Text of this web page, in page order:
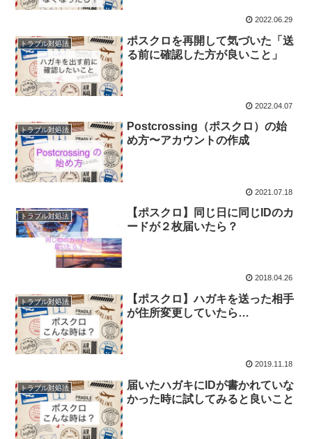
2022.06.29
トラブル対処法
ポスクロを再開して気づいた「送
る前に確認した方が良いこと」
2022.04.07
トラブル対処法
Postcrossing（ポスクロ）の始
め方〜アカウントの作成
2021.07.18
トラブル対処法
【ポスクロ】同じ日に同じIDのカ
ードが２枚届いたら？
2018.04.26
トラブル対処法
【ポスクロ】ハガキを送った相手
が住所変更していたら…
2019.11.18
トラブル対処法
届いたハガキにIDが書かれていな
かった時に試してみると良いこと